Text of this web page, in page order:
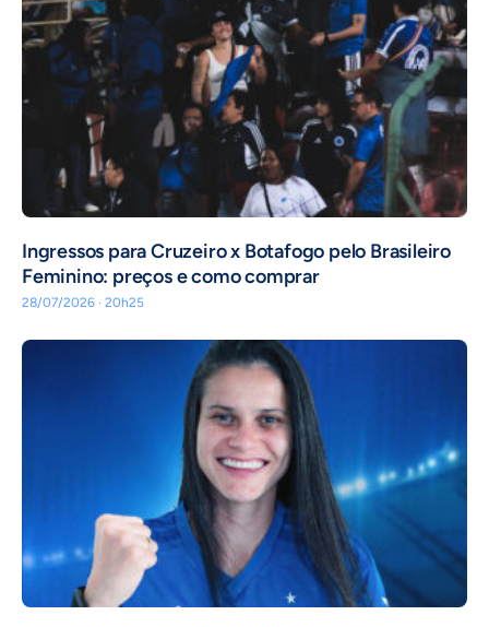
Ingressos para Cruzeiro x Botafogo pelo Brasileiro
Feminino: preços e como comprar
28/07/2026 · 20h25